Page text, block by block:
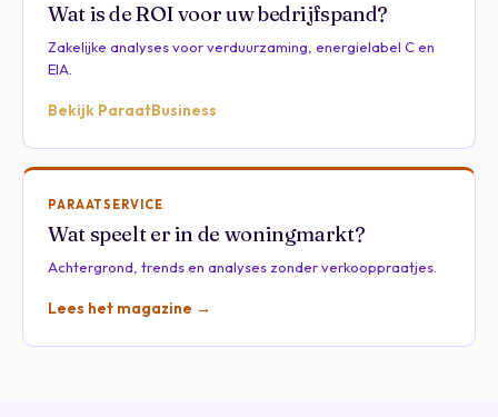
Wat is de ROI voor uw bedrijfspand?
Zakelijke analyses voor verduurzaming, energielabel C en
EIA.
Bekijk ParaatBusiness
PARAATSERVICE
Wat speelt er in de woningmarkt?
Achtergrond, trends en analyses zonder verkooppraatjes.
Lees het magazine →